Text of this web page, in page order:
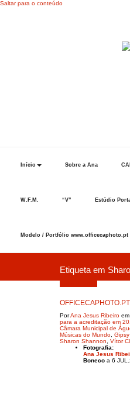
Saltar para o conteúdo
Início Sobre a Ana
W.F.M. “V” Estúdio
Modelo / Portfólio
Etiqueta em
PorAna Jesus Ribeiro em
para a acreditação em
Câmara Municipal de
Músicas do Mundo
Sharon Shannon
Vítor
Fotografia:
Ana Jesus
Boneco a 6